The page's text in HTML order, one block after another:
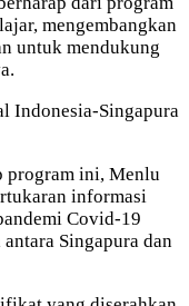
mengembangkan
untuk mendukung
Indonesia-Singapura
program ini, Menlu
informasi
Covid-19
Singapura dan